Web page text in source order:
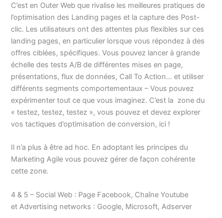
C’est en Outer Web que rivalise les meilleures pratiques de
l’optimisation des Landing pages et la capture des Post-
clic. Les utilisateurs ont des attentes plus flexibles sur ces
landing pages, en particulier lorsque vous répondez à des
offres ciblées, spécifiques. Vous pouvez lancer à grande
échelle des tests A/B de différentes mises en page,
présentations, flux de données, Call To Action… et utiliser
différents segments comportementaux – Vous pouvez
expérimenter tout ce que vous imaginez. C’est la zone du
« testez, testez, testez », vous pouvez et devez explorer
vos tactiques d’optimisation de conversion, ici !
Il n’a plus à être ad hoc. En adoptant les principes du
Marketing Agile vous pouvez gérer de façon cohérente
cette zone.
4 & 5 – Social Web : Page Facebook, Chaîne Youtube
et Advertising networks : Google, Microsoft, Adserver